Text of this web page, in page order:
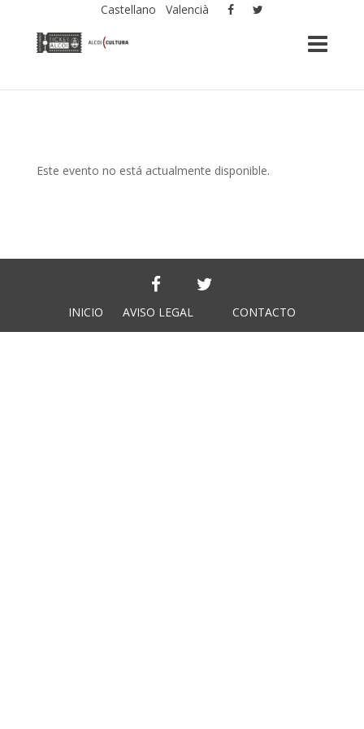
Castellano Valencià
Este evento no está actualmente disponible.
INICIO AVISO LEGAL CONTACTO